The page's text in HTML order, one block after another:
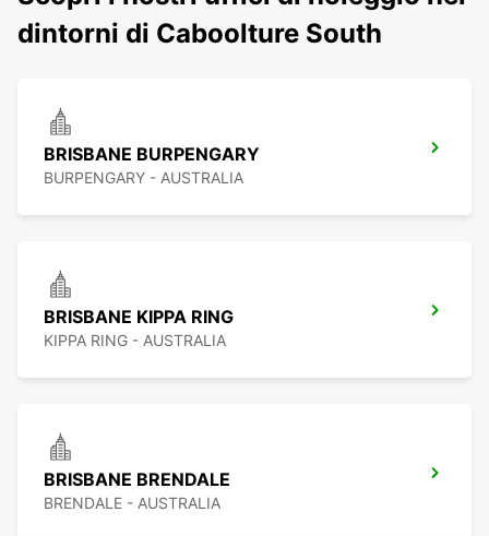
dintorni di Caboolture South
BRISBANE BURPENGARY
BURPENGARY - AUSTRALIA
BRISBANE KIPPA RING
KIPPA RING - AUSTRALIA
BRISBANE BRENDALE
BRENDALE - AUSTRALIA